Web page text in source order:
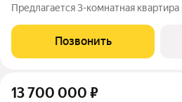
Предлагается 3-комнатная
на 16-м этаже, в жилом комплексе
Роща".Квартиры без отделки.
Позвонить
13 700 000 ₽